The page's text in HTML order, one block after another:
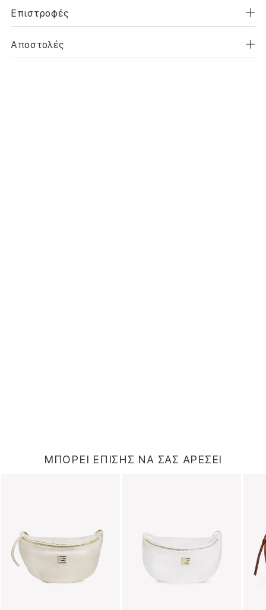
Επιστροφές
Αποστολές
ΜΠΟΡΕΙ ΕΠΙΣΗΣ ΝΑ ΣΑΣ ΑΡΕΣΕΙ